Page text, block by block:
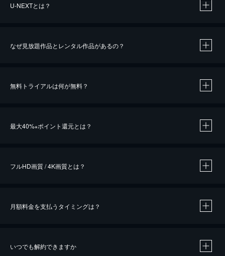
U-NEXTとは？
なぜ見放題作品とレンタル作品があるの？
無料トライアルは何が無料？
最大40%※ポイント還元とは？
※40％ポイント還元の対象は、クレジットカード決済による作品の購入 / レンタルです。
フルHD画質 / 4K画質とは？
月額料金を支払うタイミングは？
いつでも解約できますか